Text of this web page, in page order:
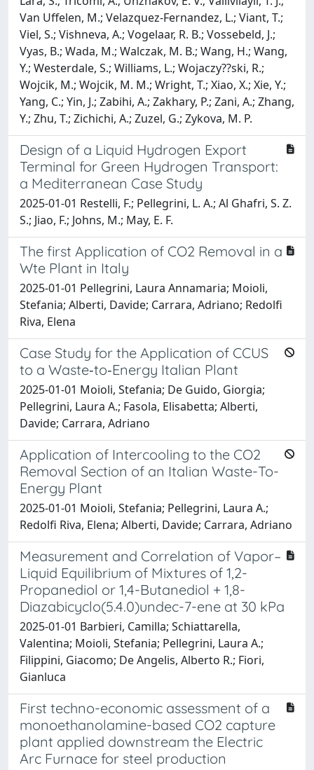
Van Uffelen, M.; Velazquez-Fernandez, L.; Viant, T.;
Viel, S.; Vishneva, A.; Vogelaar, R. B.; Vossebeld, J.;
Vyas, B.; Wada, M.; Walczak, M. B.; Wang, H.; Wang,
Y.; Westerdale, S.; Williams, L.; Wojaczy??ski, R.;
Wojcik, M.; Wojcik, M. M.; Wright, T.; Xiao, X.; Xie, Y.;
Yang, C.; Yin, J.; Zabihi, A.; Zakhary, P.; Zani, A.; Zhang,
Y.; Zhu, T.; Zichichi, A.; Zuzel, G.; Zykova, M. P.
Design of a Liquid Hydrogen Export
Terminal for Green Hydrogen Transport:
a Mediterranean Case Study
2025-01-01 Restelli, F.; Pellegrini, L. A.; Al Ghafri, S. Z.
S.; Jiao, F.; Johns, M.; May, E. F.
The first Application of CO2 Removal in a
Wte Plant in Italy
2025-01-01 Pellegrini, Laura Annamaria; Moioli,
Stefania; Alberti, Davide; Carrara, Adriano; Redolfi
Riva, Elena
Case Study for the Application of CCUS
to a Waste‐to‐Energy Italian Plant
2025-01-01 Moioli, Stefania; De Guido, Giorgia;
Pellegrini, Laura A.; Fasola, Elisabetta; Alberti,
Davide; Carrara, Adriano
Application of Intercooling to the CO2
Removal Section of an Italian Waste-To-
Energy Plant
2025-01-01 Moioli, Stefania; Pellegrini, Laura A.;
Redolfi Riva, Elena; Alberti, Davide; Carrara, Adriano
Measurement and Correlation of Vapor–
Liquid Equilibrium of Mixtures of 1,2-
Propanediol or 1,4-Butanediol + 1,8-
Diazabicyclo(5.4.0)undec-7-ene at 30 kPa
2025-01-01 Barbieri, Camilla; Schiattarella,
Valentina; Moioli, Stefania; Pellegrini, Laura A.;
Filippini, Giacomo; De Angelis, Alberto R.; Fiori,
Gianluca
First techno-economic assessment of a
monoethanolamine-based CO2 capture
plant applied downstream the Electric
Arc Furnace for steel production